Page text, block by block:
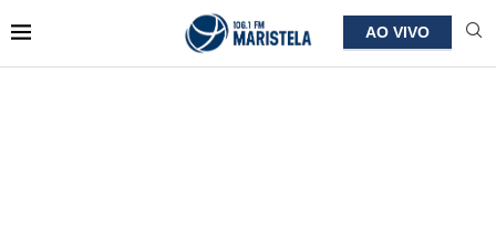
AO VIVO